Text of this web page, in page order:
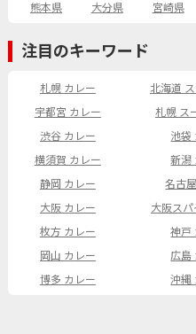
熊本県
大分県 宮崎県
注目のキーワード
札幌 カレー 北海道
宇都宮 カレー
札幌 ス
渋谷 カレー
池袋
横須賀 カレー
新潟
静岡 カレー
名古
大阪 カレー
大阪ス
枚方 カレー
神戸
岡山 カレー
広島
博多 カレー
沖縄